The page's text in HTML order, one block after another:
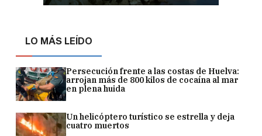
LO MÁS LEÍDO
Persecución frente a las costas de Huelva:
arrojan más de 800 kilos de cocaína al mar
en plena huida
Un helicóptero turístico se estrella y deja
cuatro muertos